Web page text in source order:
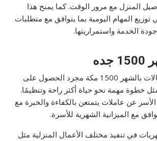
المنزل مع مرور الوقت. كما يمنح هذا
توزيع المهام اليومية بما يتوافق مع متطلبات
الخدمة واستمراريتها.
يتجاوز البحث عن شغالات بالشهر 1500 مكة مجرد الحصول على
خطوة مهمة نحو حياة أكثر راحة وتنظيمًا.
عن عاملات يتمتعن بالكفاءة والخبرة مع
مع الميزانية الشهرية للأسرة.
في تنفيذ مختلف الأعمال المنزلية مثل